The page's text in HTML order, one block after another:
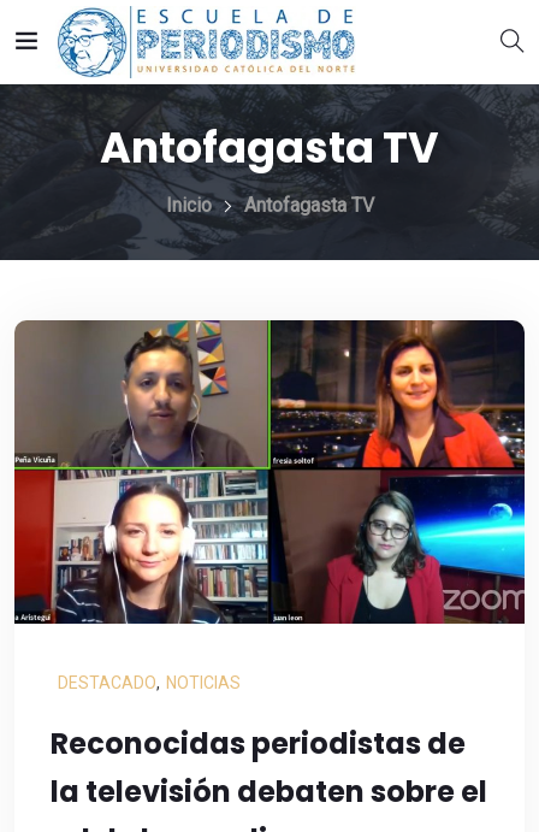
Antofagasta TV
Inicio Antofagasta TV
DESTACADO, NOTICIAS
Reconocidas periodistas de
la televisión debaten sobre el